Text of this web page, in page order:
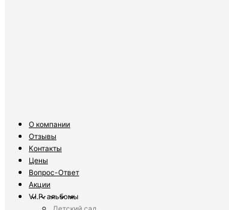
О компании
Отзывы
Контакты
Цены
Вопрос-Ответ
Акции
V.I.P. альбомы